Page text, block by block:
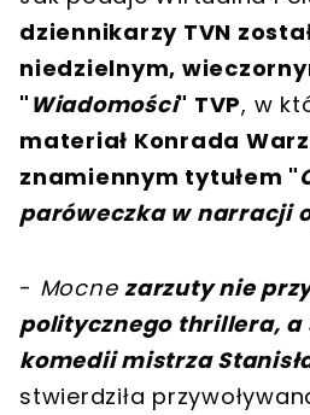
dziennikarzy TVN
niedzielnym,
" Wiadomości" TVP, w
materiał Konrada
znamiennym tytułem "
paróweczka w narracji
- Mocne zarzuty nie
politycznego thrillera, a
komedii mistrza
stwierdziła